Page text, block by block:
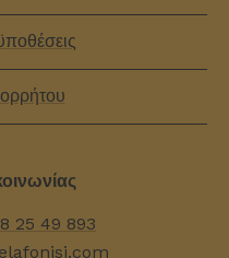
25 49 893